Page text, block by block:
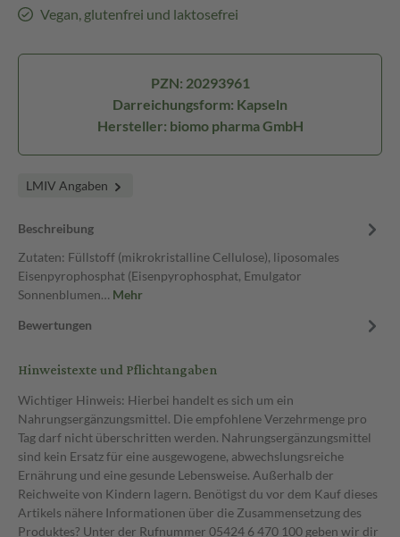
Vegan, glutenfrei und laktosefrei
PZN: 20293961
Darreichungsform: Kapseln
Hersteller: biomo pharma GmbH
LMIV Angaben
Beschreibung
Zutaten: Füllstoff (mikrokristalline Cellulose), liposomales
Eisenpyrophosphat (Eisenpyrophosphat, Emulgator
Sonnenblumen… Mehr
Bewertungen
Hinweistexte und Pflichtangaben
Wichtiger Hinweis: Hierbei handelt es sich um ein
Nahrungsergänzungsmittel. Die empfohlene Verzehrmenge pro
Tag darf nicht überschritten werden. Nahrungsergänzungsmittel
sind kein Ersatz für eine ausgewogene, abwechslungsreiche
Ernährung und eine gesunde Lebensweise. Außerhalb der
Reichweite von Kindern lagern. Benötigst du vor dem Kauf dieses
Artikels nähere Informationen über die Zusammensetzung des
Produktes? Unter der Rufnummer 05424 6 470 100 geben wir dir